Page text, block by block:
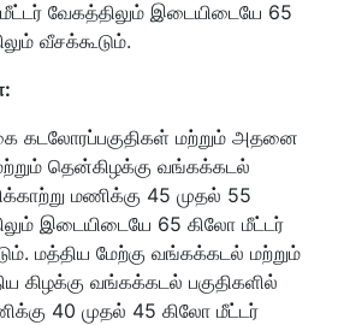
வேகத்திலும் இடையிடையே 65
வீசக்கூடும்.
கடலோரப்பகுதிகள் மற்றும் அதனை
தென்கிழக்கு வங்கக்கடல்
மணிக்கு 45 முதல் 55
இடையிடையே 65 கிலோ மீட்டர்
மத்திய மேற்கு வங்கக்கடல் மற்றும்
கிழக்கு வங்கக்கடல் பகுதிகளில்
40 முதல் 45 கிலோ மீட்டர்